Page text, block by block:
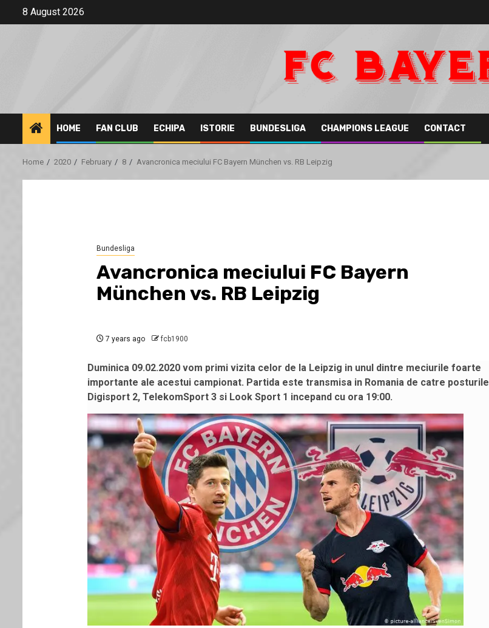
8 August 2026
HOME FAN CLUB ECHIPA ISTORIE BUNDESLIGA CHAMPIONS LEAGUE CONTACT
Home 2020 February 8 Avancronica meciului FC Bayern München vs. RB Leipzig
Bundesliga
Avancronica meciului FC Bayern
München vs. RB Leipzig
7 years ago fcb1900
Duminica 09.02.2020 vom primi vizita celor de la Leipzig in unul dintre meciurile foarte
importante ale acestui campionat. Partida este transmisa in Romania de catre posturile
Digisport 2, TelekomSport 3 si Look Sport 1 incepand cu ora 19:00.